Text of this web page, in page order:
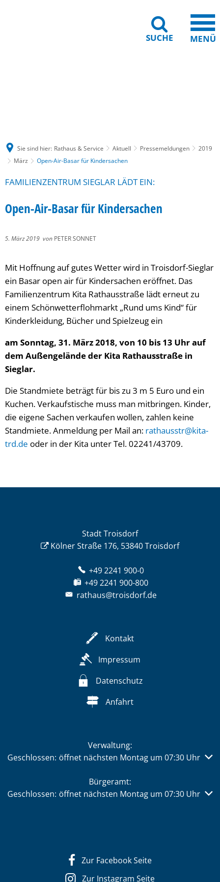
SUCHE MENÜ
Sie sind hier: Rathaus & Service Aktuell Pressemeldungen
2019
März
Open-Air-Basar für Kindersachen
FAMILIENZENTRUM SIEGLAR LÄDT EIN:
Open-Air-Basar für Kindersachen
5. März 2019 von PETER SONNET
Mit Hoffnung auf gutes Wetter wird in Troisdorf-Sieglar
ein Basar open air für Kindersachen eröffnet. Das
Familienzentrum Kita Rathausstraße lädt erneut zu
einem Schönwetterflohmarkt „Rund ums Kind“ für
Kinderkleidung, Bücher und Spielzeug ein
am Sonntag, 31. März 2018, von 10 bis 13 Uhr auf
dem Außengelände der Kita Rathausstraße in
Sieglar.
Die Standmiete beträgt für bis zu 3 m 5 Euro und ein
Kuchen. Verkaufstische muss man mitbringen. Kinder,
die eigene Sachen verkaufen wollen, zahlen keine
Standmiete. Anmeldung per Mail an: rathausstr@kita-
trd.de oder in der Kita unter Tel. 02241/43709.
Stadt Troisdorf
Kölner Straße 176, 53840 Troisdorf
+49 2241 900-0
+49 2241 900-800
rathaus@troisdorf.de
Kontakt
Impressum
Datenschutz
Anfahrt
Verwaltung:
Klicken, um weitere Öffnungs- oder Schließzeiten
Geschlossen: öffnet nächsten Montag um 07:30 Uhr
Bürgeramt:
Klicken, um weitere Öffnungs- oder Schließzeiten
Geschlossen: öffnet nächsten Montag um 07:30 Uhr
Zur Facebook Seite
Zur Instagram Seite